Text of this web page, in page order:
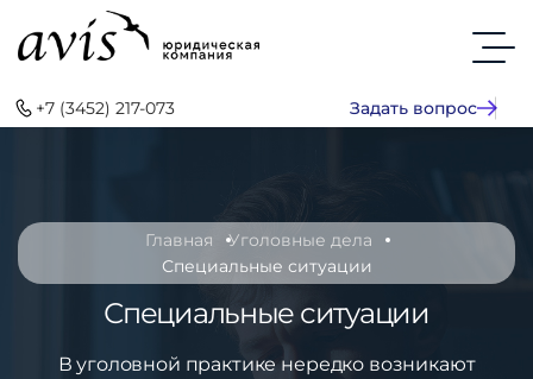
+7 (3452) 217-073 Задать вопрос
Главная
Уголовные дела
Специальные ситуации
Специальные ситуации
В уголовной практике нередко возникают